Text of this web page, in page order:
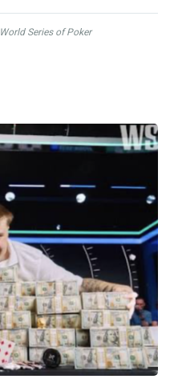
World Series of Poker